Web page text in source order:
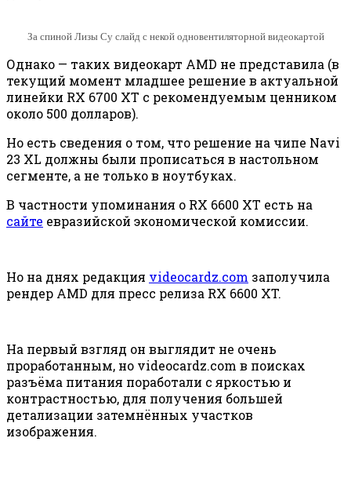
За спиной Лизы Су слайд с некой одновентиляторной видеокартой
Однако — таких видеокарт AMD не представила (в
текущий момент младшее решение в актуальной
линейки RX 6700 XT с рекомендуемым ценником
около 500 долларов).
Но есть сведения о том, что решение на чипе Navi
23 XL должны были прописаться в настольном
сегменте, а не только в ноутбуках.
В частности упоминания о RX 6600 XT есть на
сайте евразийской экономической комиссии.
Но на днях редакция videocardz.com заполучила
рендер AMD для пресс релиза RX 6600 XT.
На первый взгляд он выглядит не очень
проработанным, но videocardz.com в поисках
разъёма питания поработали с яркостью и
контрастностью, для получения большей
детализации затемнённых участков
изображения.